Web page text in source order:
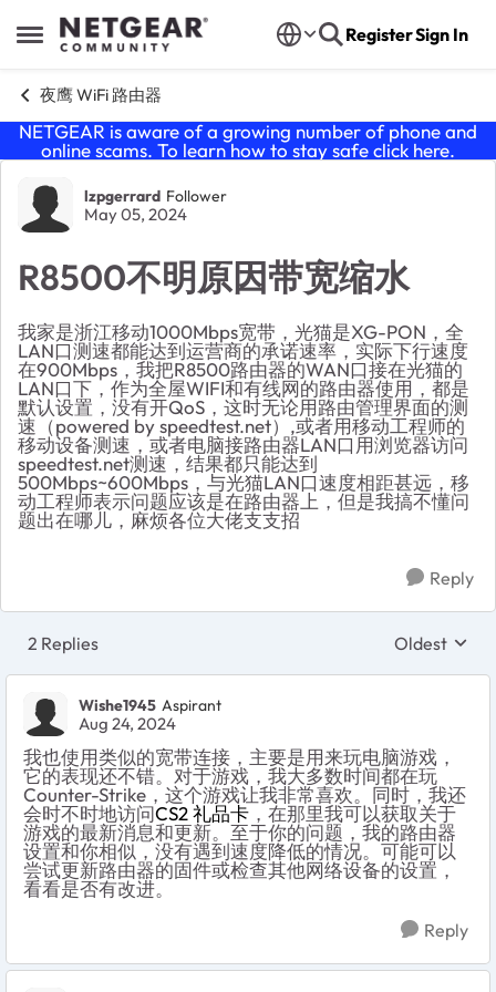
Open Side Menu
Skip to content RegisterSign In
夜鹰 WiFi 路由器
NETGEAR is aware of a growing number of phone and
online scams. To learn how to stay safe click here.
Forum Discussion
lzpgerrard Follower
May 05, 2024
R8500不明原因带宽缩水
我家是浙江移动1000Mbps宽带，光猫是XG-PON，全
LAN口测速都能达到运营商的承诺速率，实际下行速度
在900Mbps，我把R8500路由器的WAN口接在光猫的
LAN口下，作为全屋WIFI和有线网的路由器使用，都是
默认设置，没有开QoS，这时无论用路由管理界面的测
速（powered by speedtest.net）,或者用移动工程师的
移动设备测速，或者电脑接路由器LAN口用浏览器访问
speedtest.net测速，结果都只能达到
500Mbps~600Mbps，与光猫LAN口速度相距甚远，移
动工程师表示问题应该是在路由器上，但是我搞不懂问
题出在哪儿，麻烦各位大佬支支招
Reply
2 Replies Replies
Oldest
Wishe1945 Aspirant
Aug 24, 2024
我也使用类似的宽带连接，主要是用来玩电脑游戏，
它的表现还不错。对于游戏，我大多数时间都在玩
Counter-Strike，这个游戏让我非常喜欢。同时，我还
会时不时地访问CS2 礼品卡 ，在那里我可以获取关于
游戏的最新消息和更新。至于你的问题，我的路由器
设置和你相似，没有遇到速度降低的情况。可能可以
尝试更新路由器的固件或检查其他网络设备的设置，
看看是否有改进。
Reply